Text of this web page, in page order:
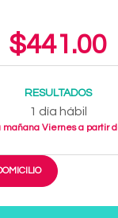
$441.00
RESULTADOS
1 día hábil
mañana Viernes a partir